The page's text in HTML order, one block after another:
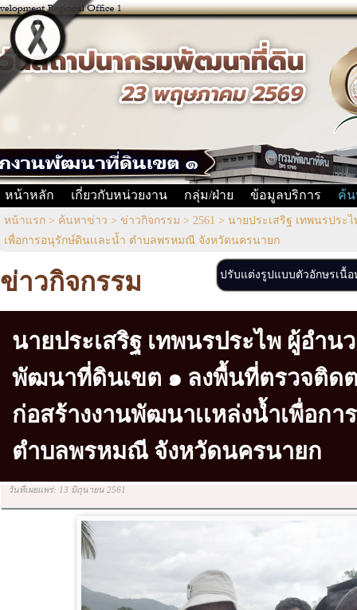
หน้าหลัก เกี่ยวกับหน่วยงาน กลุ่ม/ฝ่าย ข้อมูลบริการ ค้น
หน้าแรก > ค้นหาข่าว > ข่าวกิจกรรม > 2561 > นายประเสริฐ เทพนรประ
เพื่อการอนุรักษ์ดินเเละน้ำ ตำบลพรหมณี จังหวัดนครนายก
ข่าวกิจกรรม
นายประเสริฐ เทพนรประไพ ผู้อำน
พัฒนาที่ดินเขต ๑ ลงพื้นที่ตรวจติด
ก่อสร้างงานพัฒนาเเหล่งน้ำเพื่อกา
ตำบลพรหมณี จังหวัดนครนายก
วันที่เผยแพร่: 13 มิถุนายน 2561
ปรับแต่งรูปแบบตัวอักษรเ